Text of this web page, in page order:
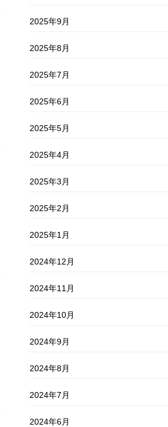
2025年9月
2025年8月
2025年7月
2025年6月
2025年5月
2025年4月
2025年3月
2025年2月
2025年1月
2024年12月
2024年11月
2024年10月
2024年9月
2024年8月
2024年7月
2024年6月